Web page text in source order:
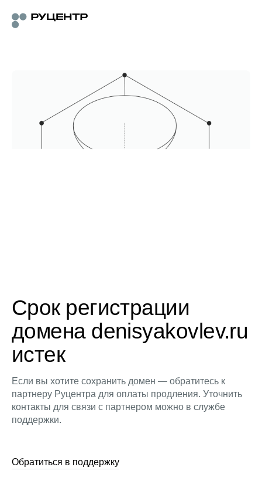
Срок регистрации
домена denisyakovlev.ru
истек
Если вы хотите сохранить домен — обратитесь к
партнеру Руцентра для оплаты продления. Уточнить
контакты для связи с партнером можно в службе
поддержки.
Обратиться в поддержку